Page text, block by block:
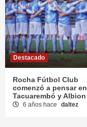
Destacado
Rocha Fútbol Club
comenzó a pensar en
Tacuarembó y Albion
6 años hace daltez